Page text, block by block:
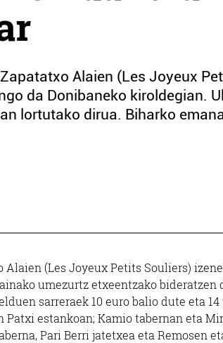
Alaien (Les Joyeux
da Donibaneko kiroldegian.
lortutako dirua. Biharko
(Les Joyeux Petits Souliers)
umezurtz etxeentzako bideratzen
sarreraek 10 euro balio dute eta
estankoan; Kamio tabernan eta
Pari Berri jatetxea eta Remosen